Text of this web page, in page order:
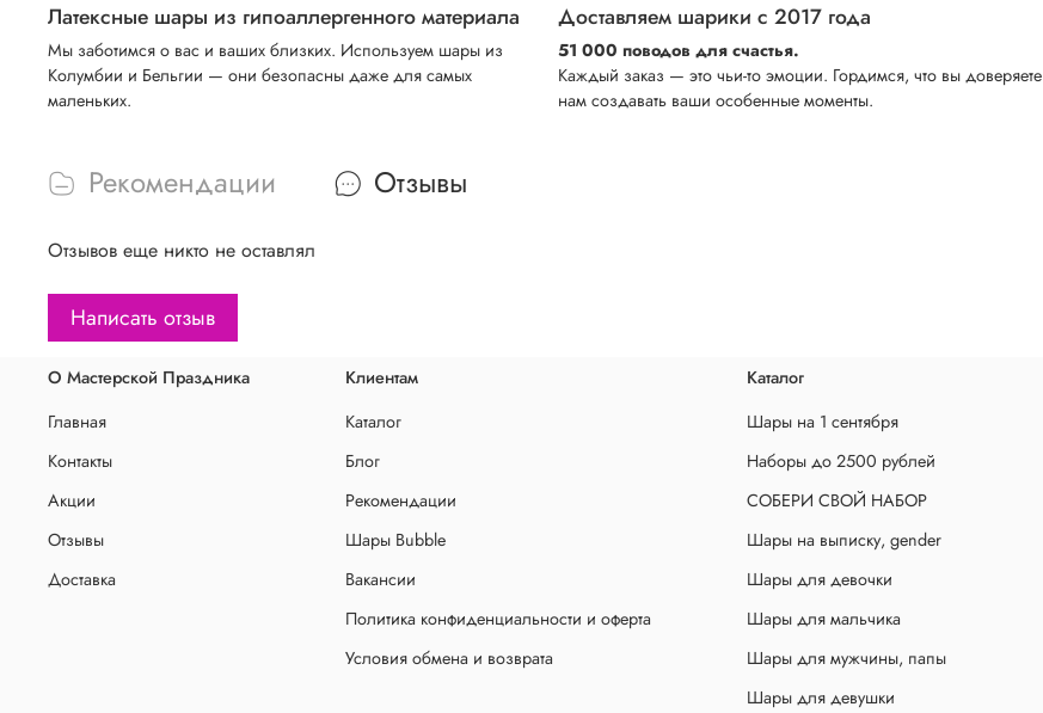
Латексные шары из гипоаллергенного материала
Мы заботимся о вас и ваших близких. Используем шары из
Колумбии и Бельгии — они безопасны даже для самых
маленьких.
Доставляем шарики с 2017 года
51 000 поводов для счастья.
Каждый заказ — это чьи-то эмоции. Гордимся, что вы доверяете
нам создавать ваши особенные моменты.
Рекомендации Отзывы
Отзывов еще никто не оставлял
Написать отзыв
О Мастерской Праздника
Главная
Контакты
Акции
Отзывы
Доставка
Клиентам
Каталог
Блог
Рекомендации
Шары Bubble
Вакансии
Политика конфиденциальности и оферта
Условия обмена и возврата
Каталог
Шары на 1 сентября
Наборы до 2500 рублей
СОБЕРИ СВОЙ НАБОР
Шары на выписку, gender
Шары для девочки
Шары для мальчика
Шары для мужчины, папы
Шары для девушки